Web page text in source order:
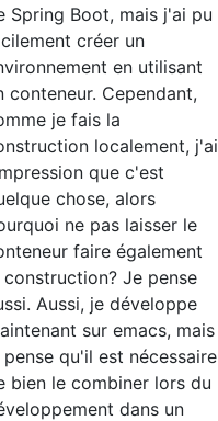
Spring Boot, mais j'ai pu
créer un
en utilisant
conteneur. Cependant,
je fais la
localement, j'ai
que c'est
chose, alors
ne pas laisser le
faire également
construction? Je pense
Aussi, je développe
sur emacs, mais
pense qu'il est nécessaire
bien le combiner lors du
dans un